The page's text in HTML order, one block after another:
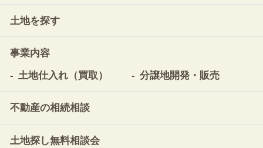
土地を探す
事業内容
土地仕入れ（買取）
分譲地開発・販売
不動産の相続相談
土地探し無料相談会